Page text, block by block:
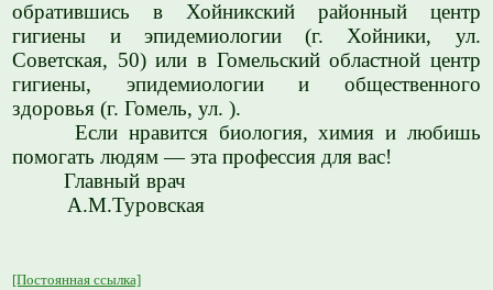
обратившись в Хойникский районный центр
гигиены и эпидемиологии (г. Хойники, ул.
Советская, 50) или в Гомельский областной центр
гигиены, эпидемиологии и общественного
здоровья (г. Гомель, ул. ).
Если нравится биология, химия и любишь
помогать людям — эта профессия для вас!
Главный врач
А.М.Туровская
[Постоянная ссылка]